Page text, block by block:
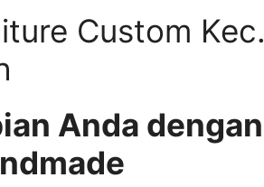
Custom Kec.
Anda dengan